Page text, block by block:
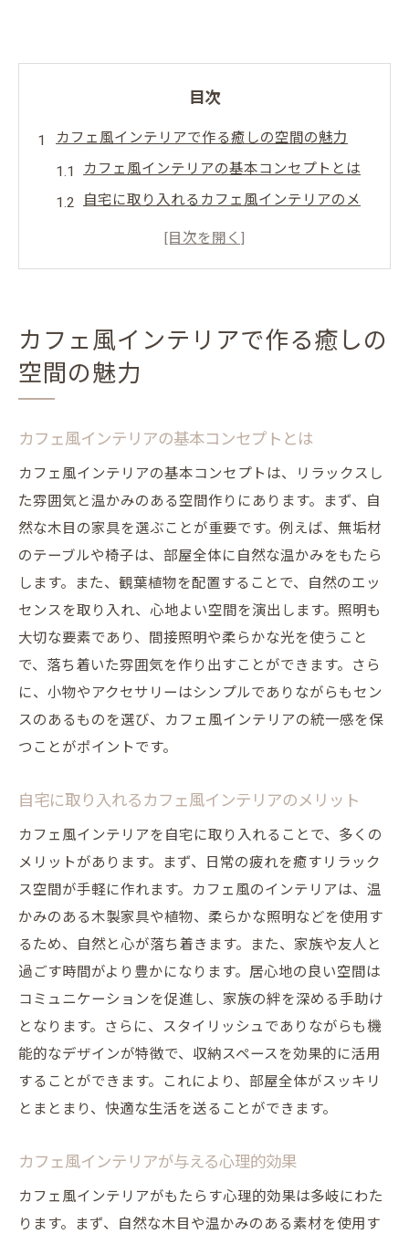
目次
カフェ風インテリアで作る癒しの空間の魅力
カフェ風インテリアの基本コンセプトとは
自宅に取り入れるカフェ風インテリアのメ
カフェ風インテリアで癒しの空間を実現す
るポイント
ツ
木目と自然素材を活かしたカフェ風インテリア
の選び方
木製家具選びのポイントと注意点
自然素材のインテリアアイテムの取り入れ
方
木目を活かしたシンプルデザインの家具
カフェ風インテリアに合う木製テーブルと
チェア
木目と自然素材のコーディネートテクニッ
ク
観葉植物でカフェ風インテリアにナチュラルな
観葉植物の配置で部屋に自然の癒しを取り
入れる
観葉植物を使った簡単なインテリアアレン
ジ
カフェ風インテリアに最適なインドアガー
デニング
観葉植物の手入れと配置のコツ
観葉植物がもたらすリラックス効果
空間を実現
家具配置で作るカフェ風インテリアの基本
カフェ風インテリアで作る癒しの
空間の魅力
カフェ風インテリアの基本コンセプトとは
カフェ風インテリアの基本コンセプトは、リラックスし
た雰囲気と温かみのある空間作りにあります。まず、自
然な木目の家具を選ぶことが重要です。例えば、無垢材
のテーブルや椅子は、部屋全体に自然な温かみをもたら
します。また、観葉植物を配置することで、自然のエッ
センスを取り入れ、心地よい空間を演出します。照明も
大切な要素であり、間接照明や柔らかな光を使うこと
で、落ち着いた雰囲気を作り出すことができます。さら
に、小物やアクセサリーはシンプルでありながらもセン
スのあるものを選び、カフェ風インテリアの統一感を保
つことがポイントです。
自宅に取り入れるカフェ風インテリアのメリット
カフェ風インテリアを自宅に取り入れることで、多くの
メリットがあります。まず、日常の疲れを癒すリラック
ス空間が手軽に作れます。カフェ風のインテリアは、温
かみのある木製家具や植物、柔らかな照明などを使用す
るため、自然と心が落ち着きます。また、家族や友人と
過ごす時間がより豊かになります。居心地の良い空間は
コミュニケーションを促進し、家族の絆を深める手助け
となります。さらに、スタイリッシュでありながらも機
能的なデザインが特徴で、収納スペースを効果的に活用
することができます。これにより、部屋全体がスッキリ
とまとまり、快適な生活を送ることができます。
カフェ風インテリアが与える心理的効果
カフェ風インテリアがもたらす心理的効果は多岐にわた
ります。まず、自然な木目や温かみのある素材を使用す